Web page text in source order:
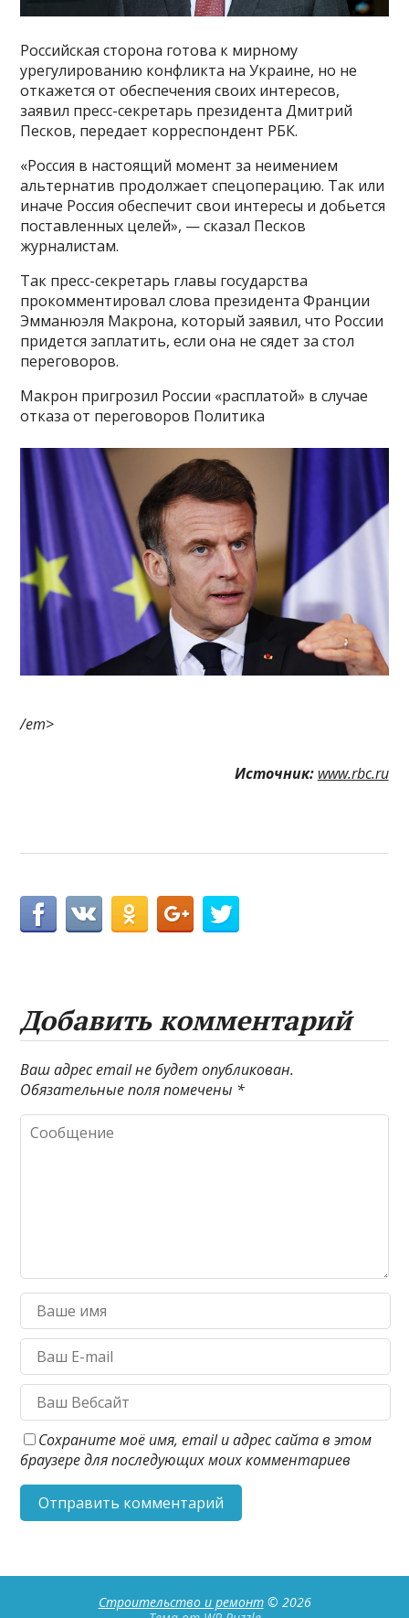
Российская сторона готова к мирному
урегулированию конфликта на Украине, но не
откажется от обеспечения своих интересов,
заявил пресс-секретарь президента Дмитрий
Песков, передает корреспондент РБК.
«Россия в настоящий момент за неимением
альтернатив продолжает спецоперацию. Так или
иначе Россия обеспечит свои интересы и добьется
поставленных целей», — сказал Песков
журналистам.
Так пресс-секретарь главы государства
прокомментировал слова президента Франции
Эмманюэля Макрона, который заявил, что России
придется заплатить, если она не сядет за стол
переговоров.
Макрон пригрозил России «расплатой» в случае
отказа от переговоров Политика
/em>
Источник: www.rbc.ru
Добавить комментарий
Ваш адрес email не будет опубликован.
Обязательные поля помечены *
Сохраните моё имя, email и адрес сайта в этом
браузере для последующих моих комментариев
Строительство и ремонт© 2026